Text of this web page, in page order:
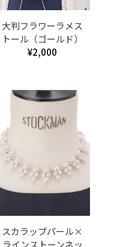
大判フラワーラメス
トール（ゴールド）
¥2,000
スカラップパール×
ラインストーンネッ